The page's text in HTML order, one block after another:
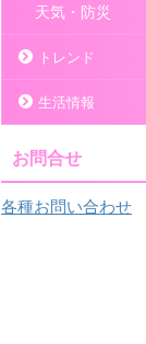
天気・防災
トレンド
生活情報
お問合せ
各種お問い合わせ